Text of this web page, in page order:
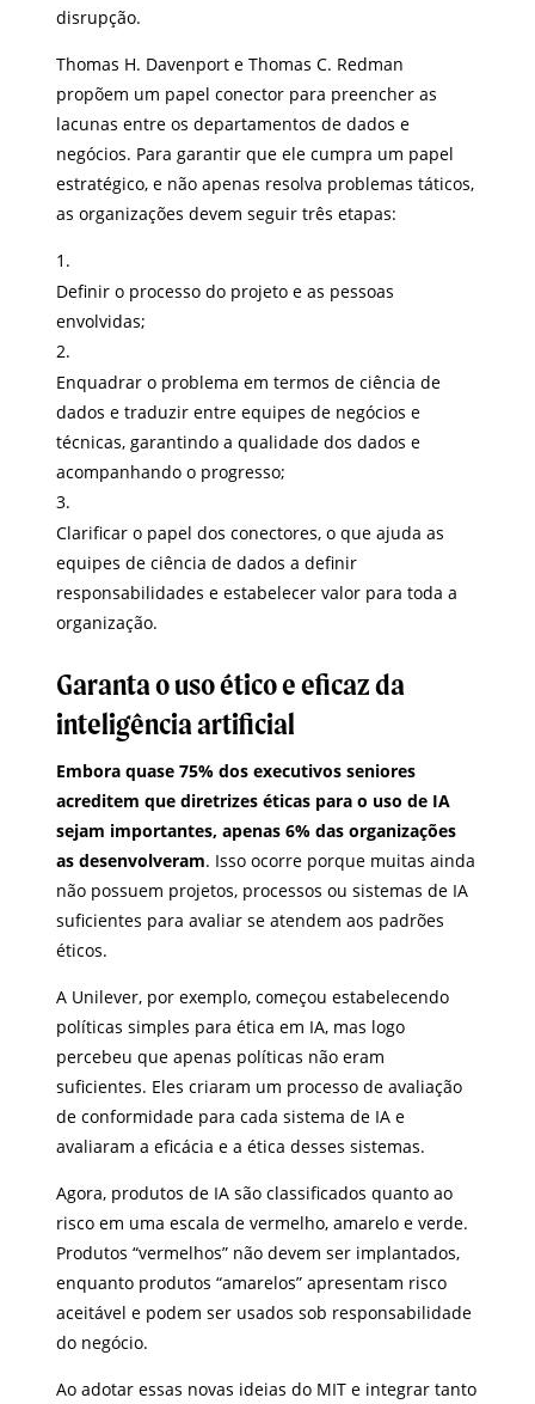
disrupção.
Thomas H. Davenport e Thomas C. Redman
propõem um papel conector para preencher as
lacunas entre os departamentos de dados e
negócios. Para garantir que ele cumpra um papel
estratégico, e não apenas resolva problemas táticos,
as organizações devem seguir três etapas:
Definir o processo do projeto e as pessoas
envolvidas;
Enquadrar o problema em termos de ciência de
dados e traduzir entre equipes de negócios e
técnicas, garantindo a qualidade dos dados e
acompanhando o progresso;
Clarificar o papel dos conectores, o que ajuda as
equipes de ciência de dados a definir
responsabilidades e estabelecer valor para toda a
organização.
Garanta o uso ético e eficaz da
inteligência artificial
Embora quase 75% dos executivos seniores
acreditem que diretrizes éticas para o uso de IA
sejam importantes, apenas 6% das organizações
as desenvolveram. Isso ocorre porque muitas ainda
não possuem projetos, processos ou sistemas de IA
suficientes para avaliar se atendem aos padrões
éticos.
A Unilever, por exemplo, começou estabelecendo
políticas simples para ética em IA, mas logo
percebeu que apenas políticas não eram
suficientes. Eles criaram um processo de avaliação
de conformidade para cada sistema de IA e
avaliaram a eficácia e a ética desses sistemas.
Agora, produtos de IA são classificados quanto ao
risco em uma escala de vermelho, amarelo e verde.
Produtos “vermelhos” não devem ser implantados,
enquanto produtos “amarelos” apresentam risco
aceitável e podem ser usados sob responsabilidade
do negócio.
Ao adotar essas novas ideias do MIT e integrar tanto